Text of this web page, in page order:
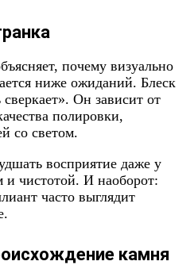
почему визуально
ниже ожиданий. Блеск
Он зависит от
полировки,
со светом.
восприятие даже у
и чистотой. И наоборот:
часто выглядит
камня